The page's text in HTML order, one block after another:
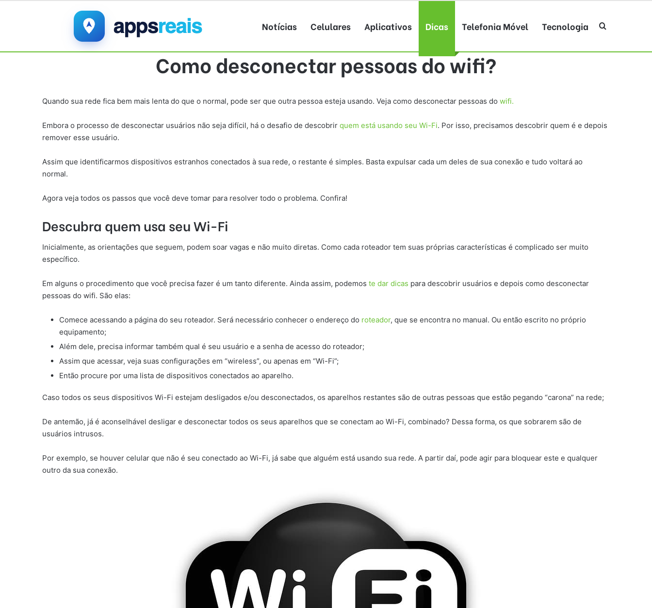
Notícias Celulares Aplicativos Dicas Telefonia Móvel Tecnologia Procurar por
Como desconectar pessoas do wifi?
Quando sua rede fica bem mais lenta do que o normal, pode ser que outra pessoa esteja usando. Veja como desconectar pessoas do wifi.
Embora o processo de desconectar usuários não seja difícil, há o desafio de descobrir quem está usando seu Wi-Fi. Por isso, precisamos descobrir quem é e depois
remover esse usuário.
Assim que identificarmos dispositivos estranhos conectados à sua rede, o restante é simples. Basta expulsar cada um deles de sua conexão e tudo voltará ao
normal.
Agora veja todos os passos que você deve tomar para resolver todo o problema. Confira!
Descubra quem usa seu Wi-Fi
Inicialmente, as orientações que seguem, podem soar vagas e não muito diretas. Como cada roteador tem suas próprias características é complicado ser muito
específico.
Em alguns o procedimento que você precisa fazer é um tanto diferente. Ainda assim, podemos te dar dicas para descobrir usuários e depois como desconectar
pessoas do wifi. São elas:
Comece acessando a página do seu roteador. Será necessário conhecer o endereço do roteador, que se encontra no manual. Ou então escrito no próprio
equipamento;
Além dele, precisa informar também qual é seu usuário e a senha de acesso do roteador;
Assim que acessar, veja suas configurações em “wireless”, ou apenas em “Wi-Fi”;
Então procure por uma lista de dispositivos conectados ao aparelho.
Caso todos os seus dispositivos Wi-Fi estejam desligados e/ou desconectados, os aparelhos restantes são de outras pessoas que estão pegando “carona” na rede;
De antemão, já é aconselhável desligar e desconectar todos os seus aparelhos que se conectam ao Wi-Fi, combinado? Dessa forma, os que sobrarem são de
usuários intrusos.
Por exemplo, se houver celular que não é seu conectado ao Wi-Fi, já sabe que alguém está usando sua rede. A partir daí, pode agir para bloquear este e qualquer
outro da sua conexão.